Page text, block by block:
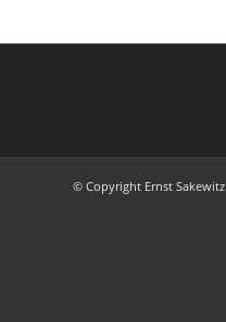
© Copyright Ernst Sakewitz